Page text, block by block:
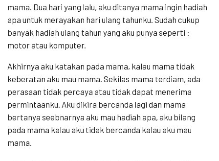
mama. Dua hari yang lalu, aku ditanya mama ingin hadiah
apa untuk merayakan hari ulang tahunku. Sudah cukup
banyak hadiah ulang tahun yang aku punya seperti :
motor atau komputer.
Akhirnya aku katakan pada mama, kalau mama tidak
keberatan aku mau mama. Sekilas mama terdiam, ada
perasaan tidak percaya atau tidak dapat menerima
permintaanku. Aku dikira bercanda lagi dan mama
bertanya seebnarnya aku mau hadiah apa, aku bilang
pada mama kalau aku tidak bercanda kalau aku mau
mama.